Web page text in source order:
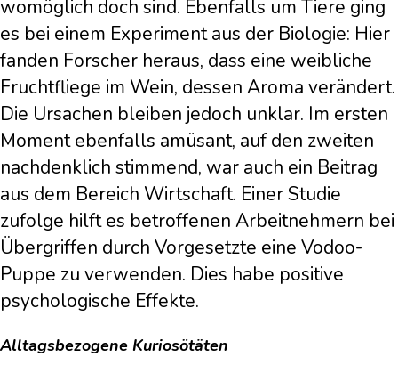
womöglich doch sind. Ebenfalls um Tiere ging
es bei einem Experiment aus der Biologie: Hier
fanden Forscher heraus, dass eine weibliche
Fruchtfliege im Wein, dessen Aroma verändert.
Die Ursachen bleiben jedoch unklar. Im ersten
Moment ebenfalls amüsant, auf den zweiten
nachdenklich stimmend, war auch ein Beitrag
aus dem Bereich Wirtschaft. Einer Studie
zufolge hilft es betroffenen Arbeitnehmern bei
Übergriffen durch Vorgesetzte eine Vodoo-
Puppe zu verwenden. Dies habe positive
psychologische Effekte.
Alltagsbezogene Kuriosötäten